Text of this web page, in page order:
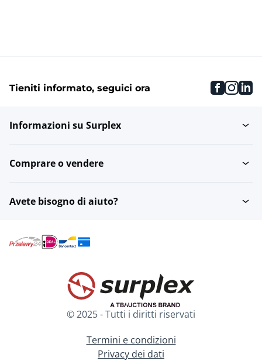
Tieniti informato, seguici ora
Informazioni su Surplex
Comprare o vendere
Avete bisogno di aiuto?
© 2025 - Tutti i diritti riservati
Termini e condizioni
Privacy dei dati